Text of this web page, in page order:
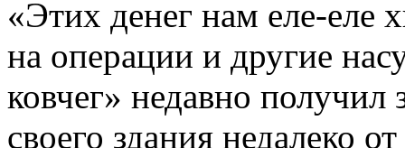
«Этих денег нам еле­-еле
на операции и другие
ковчег» недавно получил
своего здания недалеко